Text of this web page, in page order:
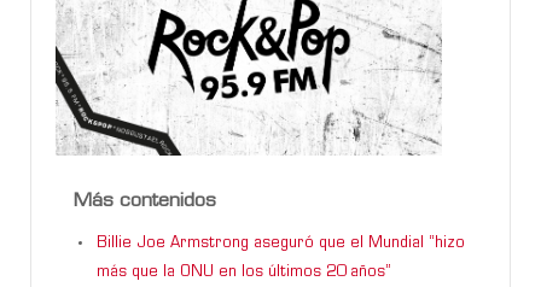
Más contenidos
Billie Joe Armstrong aseguró que el Mundial “hizo
más que la ONU en los últimos 20 años”